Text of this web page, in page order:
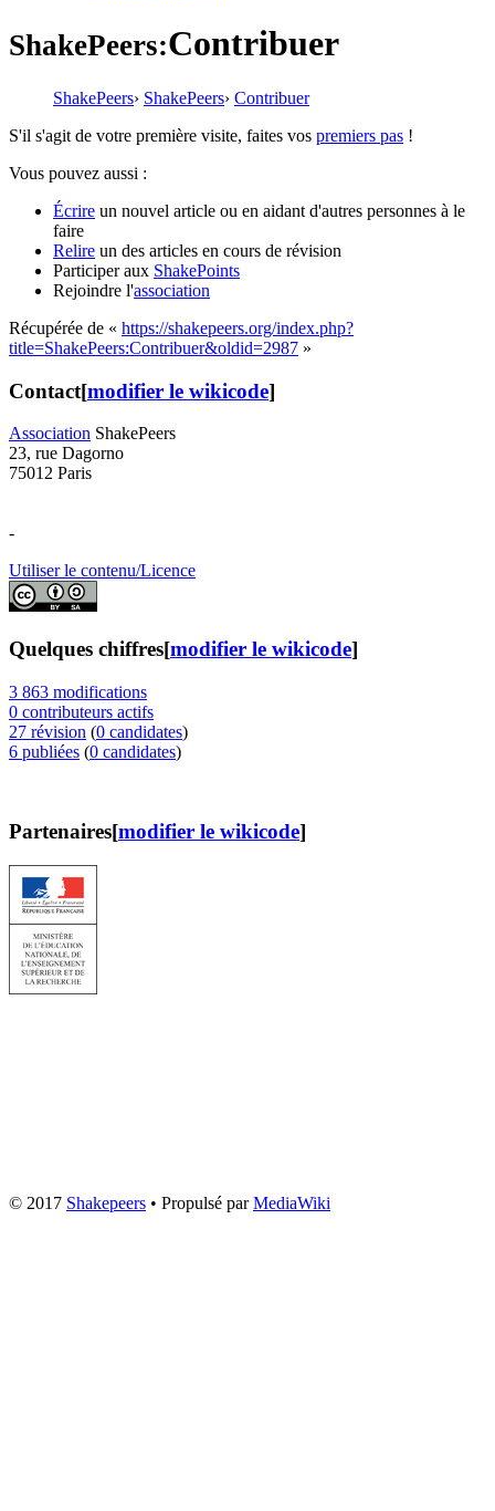
ShakePeers:Contribuer
ShakePeers› ShakePeers› Contribuer
S'il s'agit de votre première visite, faites vos premiers pas !
Vous pouvez aussi :
Écrire un nouvel article ou en aidant d'autres personnes à le
faire
Relire un des articles en cours de révision
Participer aux ShakePoints
Rejoindre l'association
Récupérée de « https://shakepeers.org/index.php?
title=ShakePeers:Contribuer&oldid=2987 »
Contact[modifier le wikicode]
Association ShakePeers
23, rue Dagorno
75012 Paris
-
Utiliser le contenu/Licence
Quelques chiffres[modifier le wikicode]
3 863 modifications
0 contributeurs actifs
27 révision (0 candidates)
6 publiées (0 candidates)
Partenaires[modifier le wikicode]
© 2017 Shakepeers • Propulsé parMediaWiki